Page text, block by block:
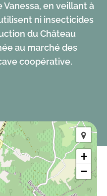
Vanessa, en veillant à
ni insecticides
du Château
au marché des
coopérative.
+
−